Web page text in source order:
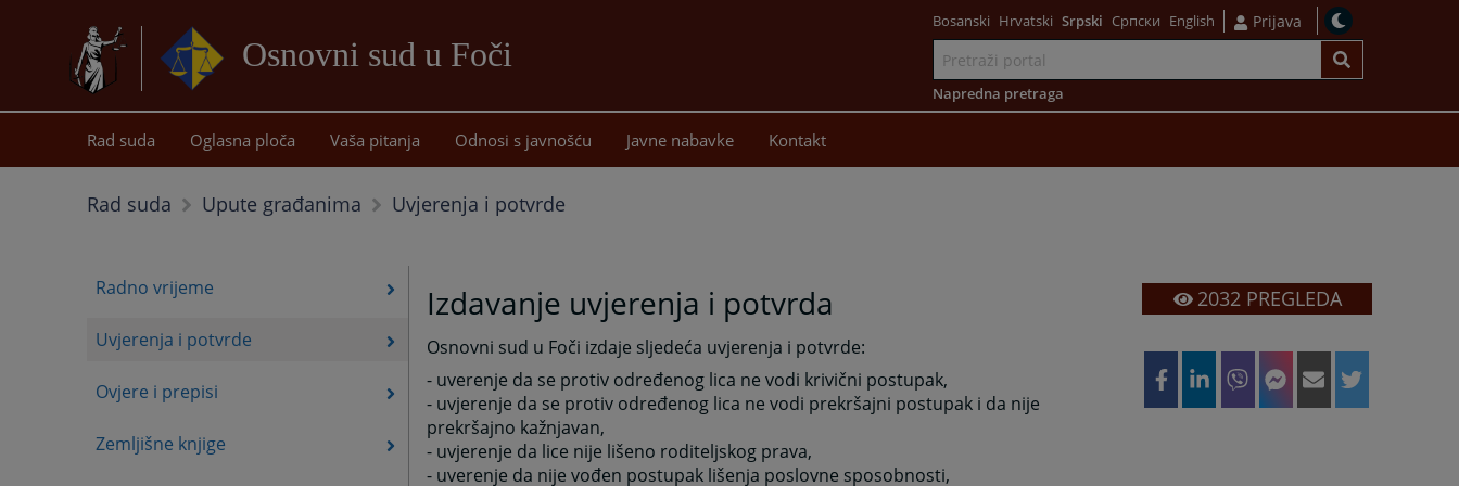
Osnovni sud u Foči
sadržaj
Bosanski Hrvatski Srpski Српски English Prijava
Napredna pretraga
Rad suda Oglasna ploča Vaša pitanja Odnosi s javnošću Javne nabavke Kontakt
Rad suda Upute građanima Uvjerenja i potvrde
Radno vrijeme
Uvjerenja i potvrde
Ovjere i prepisi
Zemljišne knjige
Izdavanje uvjerenja i potvrda
Osnovni sud u Foči izdaje sljedeća uvjerenja i potvrde:
- uverenje da se protiv određenog lica ne vodi krivični postupak,
- uvjerenje da se protiv određenog lica ne vodi prekršajni postupak i da nije
prekršajno kažnjavan,
- uvjerenje da lice nije lišeno roditeljskog prava,
- uverenje da nije vođen postupak lišenja poslovne sposobnosti,
2032PREGLEDA